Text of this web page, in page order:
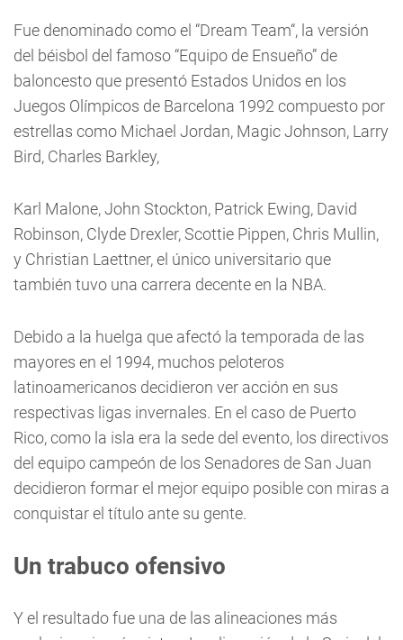
Fue denominado como el “Dream Team“, la versión
del béisbol del famoso “Equipo de Ensueño” de
baloncesto que presentó Estados Unidos en los
Juegos Olímpicos de Barcelona 1992 compuesto por
estrellas como Michael Jordan, Magic Johnson, Larry
Bird, Charles Barkley,
Karl Malone, John Stockton, Patrick Ewing, David
Robinson, Clyde Drexler, Scottie Pippen, Chris Mullin,
y Christian Laettner, el único universitario que
también tuvo una carrera decente en la NBA.
Debido a la huelga que afectó la temporada de las
mayores en el 1994, muchos peloteros
latinoamericanos decidieron ver acción en sus
respectivas ligas invernales. En el caso de Puerto
Rico, como la isla era la sede del evento, los directivos
del equipo campeón de los Senadores de San Juan
decidieron formar el mejor equipo posible con miras a
conquistar el título ante su gente.
Un trabuco ofensivo
Y el resultado fue una de las alineaciones más